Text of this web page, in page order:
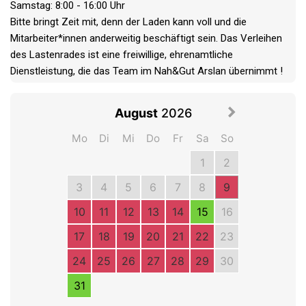
Samstag: 8:00 - 16:00 Uhr
Bitte bringt Zeit mit, denn der Laden kann voll und die
Mitarbeiter*innen anderweitig beschäftigt sein. Das Verleihen
des Lastenrades ist eine freiwillige, ehrenamtliche
August 2026
Mo Di Mi Do Fr Sa So
1
2
3
4 5 6 7 8
9
10
11 12 13 14 15
16
17
18 19 20 21 22
23
24
25 26 27 28 29
30
31